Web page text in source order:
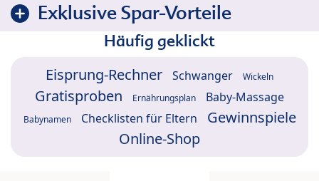
Exklusive Spar-Vorteile
Häufig geklickt
Eisprung-Rechner Schwanger Wickeln
Gratisproben Ernährungsplan Baby-Massage
Babynamen Checklisten für Eltern
Gewinnspiele
Online-Shop